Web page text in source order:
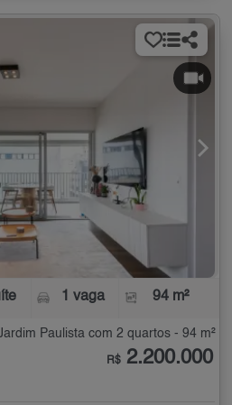
1 vaga 94 m²
Paulista com 2 quartos - 94 m²
R$ 2.200.000